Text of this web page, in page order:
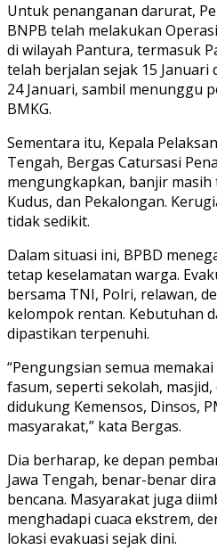
Untuk penanganan darurat,
BNPB telah melakukan
di wilayah Pantura, termasuk
telah berjalan sejak 15
24 Januari, sambil menunggu
BMKG.
Sementara itu, Kepala
Tengah, Bergas Catursasi
mengungkapkan, banjir masih
Kudus, dan Pekalongan.
tidak sedikit.
Dalam situasi ini, BPBD
tetap keselamatan warga.
bersama TNI, Polri, relawan,
kelompok rentan. Kebutuhan
dipastikan terpenuhi.
“Pengungsian semua
fasum, seperti sekolah, masjid,
didukung Kemensos, Dinsos,
masyarakat,” kata Bergas.
Dia berharap, ke depan
Jawa Tengah, benar-benar
bencana. Masyarakat juga
menghadapi cuaca ekstrem,
lokasi evakuasi sejak dini.